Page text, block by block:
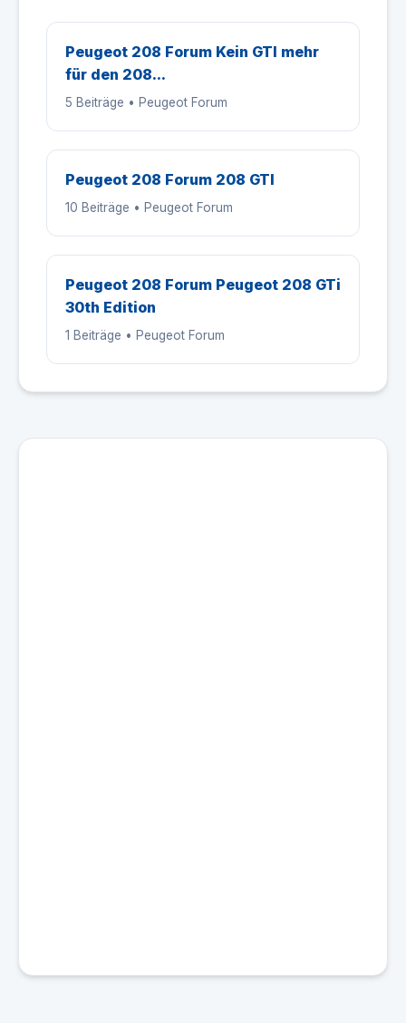
Peugeot 208 Forum Kein GTI mehr
für den 208...
5 Beiträge • Peugeot Forum
Peugeot 208 Forum 208 GTI
10 Beiträge • Peugeot Forum
Peugeot 208 Forum Peugeot 208 GTi
30th Edition
1 Beiträge • Peugeot Forum